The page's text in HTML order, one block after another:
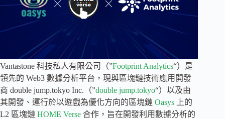
Vantastone 科技私人有限公司（”Footprint Analytics“）是
領先的 Web3 數據分析平台，現與區塊鏈技術應用開發
商 double jump.tokyo Inc.（”double jump.tokyo“）以及由
其開發、運行於以遊戲為優化方向的區塊鏈 Oasys 上的
L2 區塊鏈 HOME Verse 合作，旨在開發利用數據分析的